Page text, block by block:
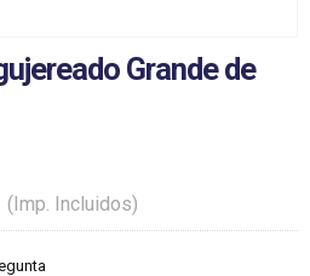
Grande de
(Imp. Incluidos)